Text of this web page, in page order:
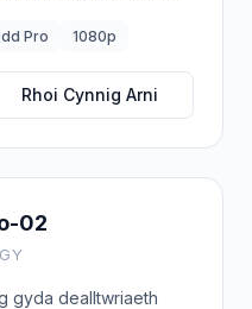
Pro 1080p
Rhoi Cynnig Arni
02
gyda dealltwriaeth